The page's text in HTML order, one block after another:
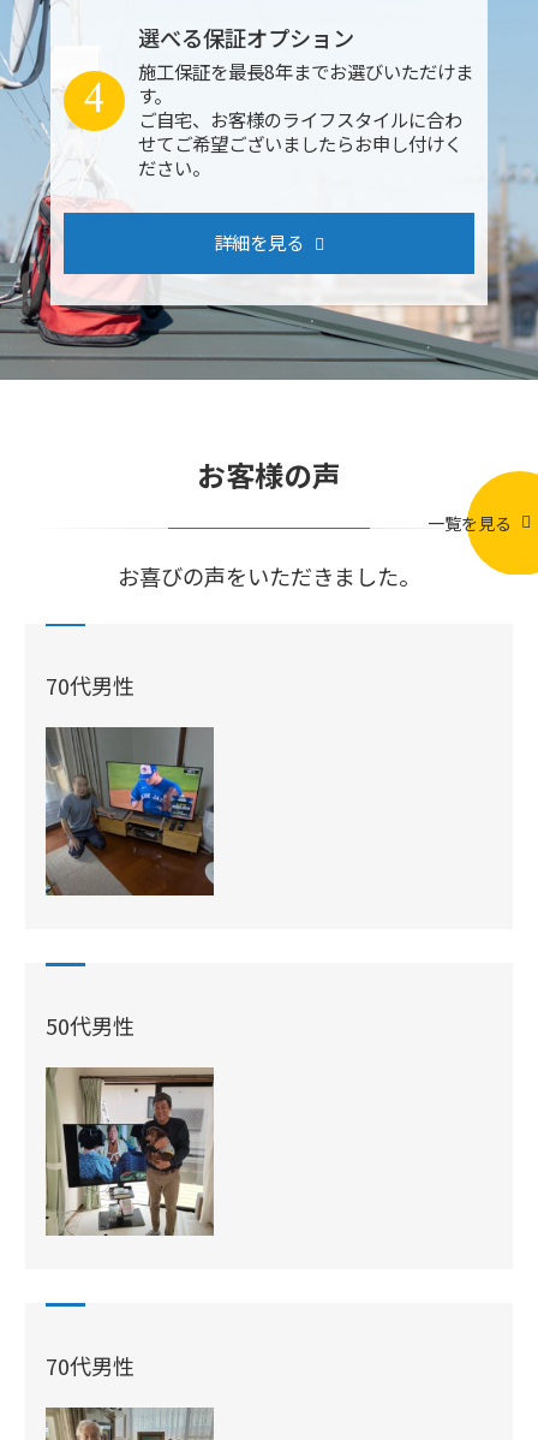
選べる保証オプション
施工保証を最長8年までお選びいただけま
す。
ご自宅、お客様のライフスタイルに合わ
せてご希望ございましたらお申し付けく
ださい。
4
詳細を見る
お客様の声
お喜びの声をいただきました。
一覧を見る
70代男性
50代男性
70代男性